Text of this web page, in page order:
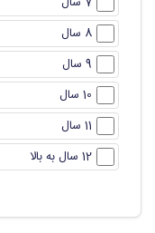
10 سال
12 سال به بالا